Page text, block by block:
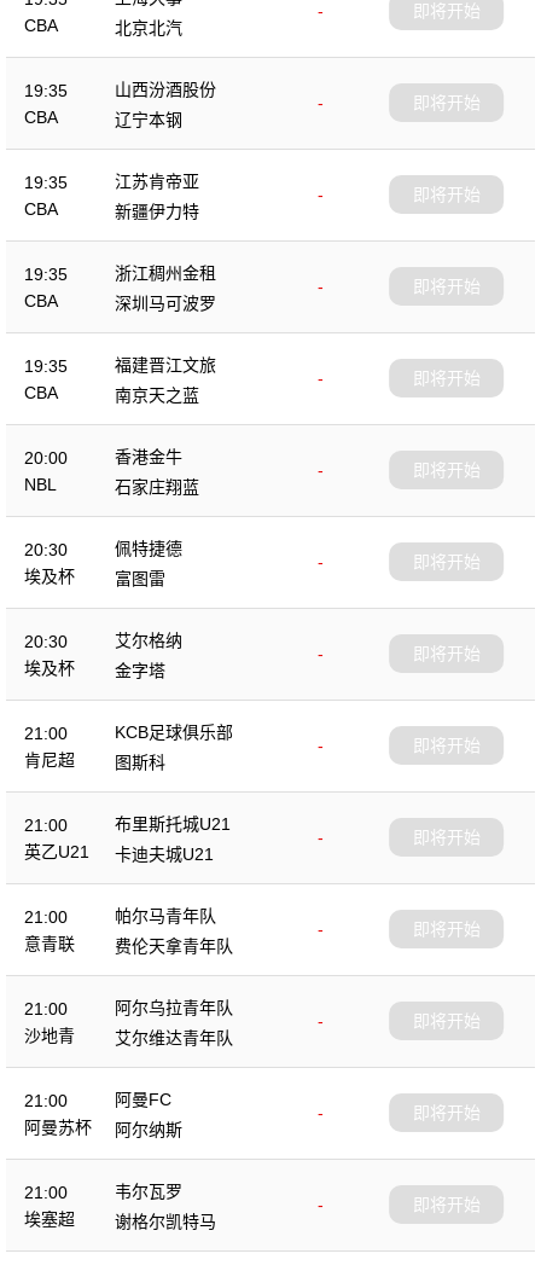
CBA
-
北京北汽
即将开始
19:35
CBA
山西汾酒股份
-
辽宁本钢
即将开始
19:35
CBA
江苏肯帝亚
-
新疆伊力特
即将开始
19:35
CBA
浙江稠州金租
-
深圳马可波罗
即将开始
19:35
CBA
福建晋江文旅
-
南京天之蓝
即将开始
20:00
NBL
香港金牛
-
石家庄翔蓝
即将开始
20:30
埃及杯
佩特捷德
-
富图雷
即将开始
20:30
埃及杯
艾尔格纳
-
金字塔
即将开始
21:00
肯尼超
KCB足球俱乐部
-
图斯科
即将开始
21:00
英乙U21
布里斯托城U21
-
卡迪夫城U21
即将开始
21:00
意青联
帕尔马青年队
-
费伦天拿青年队
即将开始
21:00
沙地青
阿尔乌拉青年队
-
艾尔维达青年队
即将开始
21:00
阿曼苏杯
阿曼FC
-
阿尔纳斯
即将开始
21:00
埃塞超
韦尔瓦罗
-
谢格尔凯特马
即将开始